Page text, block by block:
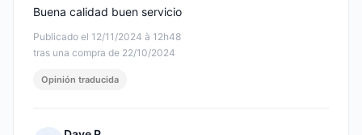
Publicado el 12/11/2024 à 12h48
tras una compra de 22/10/2024
Buena calidad buen servicio
Opinión traducida